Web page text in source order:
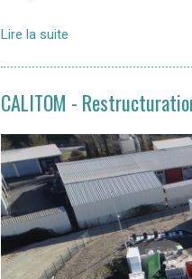
Lire la suite
CALITOM -